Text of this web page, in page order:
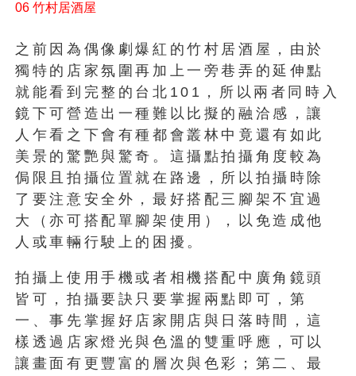
06 竹村居酒屋
之前因為偶像劇爆紅的竹村居酒屋，由於
獨特的店家氛圍再加上一旁巷弄的延伸點
就能看到完整的台北101，所以兩者同時入
鏡下可營造出一種難以比擬的融洽感，讓
人乍看之下會有種都會叢林中竟還有如此
美景的驚艷與驚奇。這攝點拍攝角度較為
侷限且拍攝位置就在路邊，所以拍攝時除
了要注意安全外，最好搭配三腳架不宜過
大（亦可搭配單腳架使用），以免造成他
人或車輛行駛上的困擾。
拍攝上使用手機或者相機搭配中廣角鏡頭
皆可，拍攝要訣只要掌握兩點即可，第
一、事先掌握好店家開店與日落時間，這
樣透過店家燈光與色溫的雙重呼應，可以
讓畫面有更豐富的層次與色彩；第二、最